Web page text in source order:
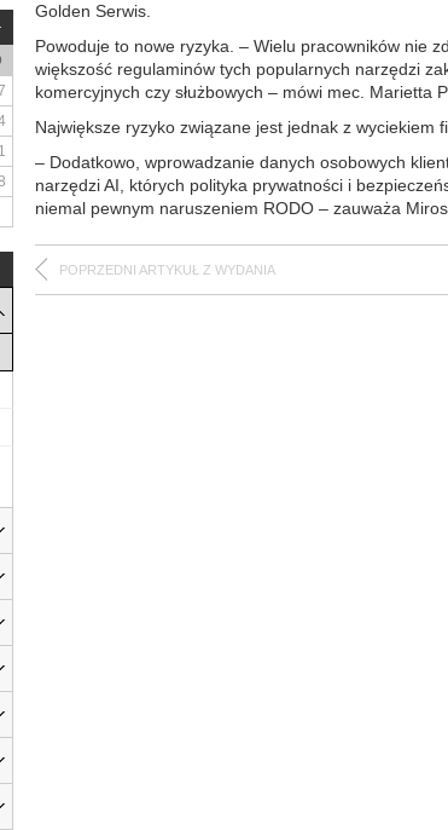
Golden Serwis.
Powoduje to nowe ryzyka. – Wielu pracowników nie
większość regulaminów tych popularnych narzędzi
komercyjnych czy służbowych – mówi mec. Marietta
Największe ryzyko związane jest jednak z wyciekiem
– Dodatkowo, wprowadzanie danych osobowych
narzędzi AI, których polityka prywatności i
niemal pewnym naruszeniem RODO – zauważa
POPRZEDNI ARTYKUŁ Z WYDANIA